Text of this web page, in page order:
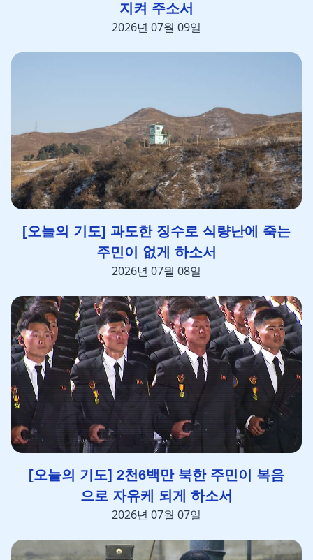
지켜 주소서
2026년 07월 09일
[오늘의 기도] 과도한 징수로 식량난에 죽는
주민이 없게 하소서
2026년 07월 08일
[오늘의 기도] 2천6백만 북한 주민이 복음
으로 자유케 되게 하소서
2026년 07월 07일